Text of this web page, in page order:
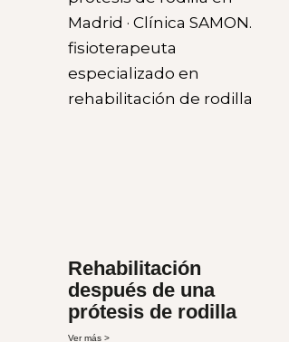
Rehabilitación
después de una
prótesis de rodilla
Ver más >